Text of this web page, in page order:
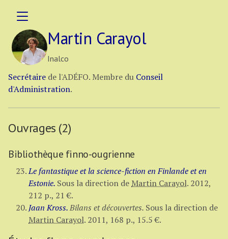
Martin Carayol
Inalco
Secrétaire de l'ADÉFO. Membre du Conseil
d'Administration.
Ouvrages (2)
Bibliothèque finno-ougrienne
Le fantastique et la science-fiction en Finlande et en
Estonie. Sous la direction de Martin Carayol. 2012,
212 p., 21 €.
Jaan Kross.Bilans et découvertes. Sous la direction de
Martin Carayol. 2011, 168 p., 15.5 €.